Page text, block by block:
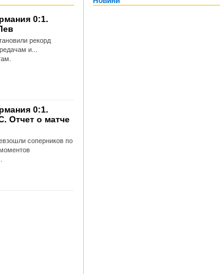
0:1.
рекорд
и...
0:1.
Отчет о матче
соперников по